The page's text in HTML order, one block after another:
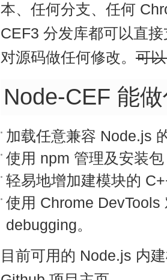
本、任何分支、任何
CEF3 分发库都可以直
对源码做任何修改。 可
Node-CEF 能
加载任意兼容 Node.js
使用 npm 管理及安装
轻易地增加建模块的
使用 Chrome DevTools
debugging。
目前可用的 Node.js 内